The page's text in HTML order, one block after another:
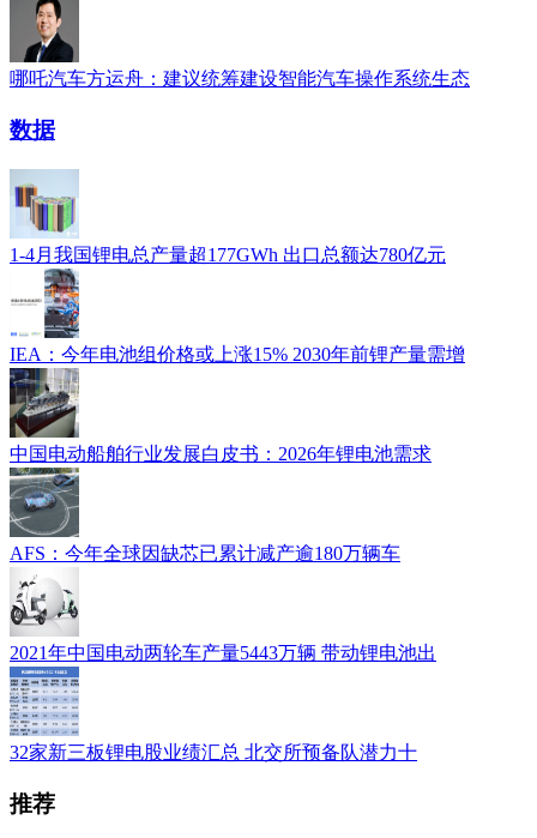
哪吒汽车方运舟：建议统筹建设智能汽车操作系统生态
数据
1-4月我国锂电总产量超177GWh 出口总额达780亿元
IEA：今年电池组价格或上涨15% 2030年前锂产量需增
中国电动船舶行业发展白皮书：2026年锂电池需求
AFS：今年全球因缺芯已累计减产逾180万辆车
2021年中国电动两轮车产量5443万辆 带动锂电池出
32家新三板锂电股业绩汇总 北交所预备队潜力十
推荐